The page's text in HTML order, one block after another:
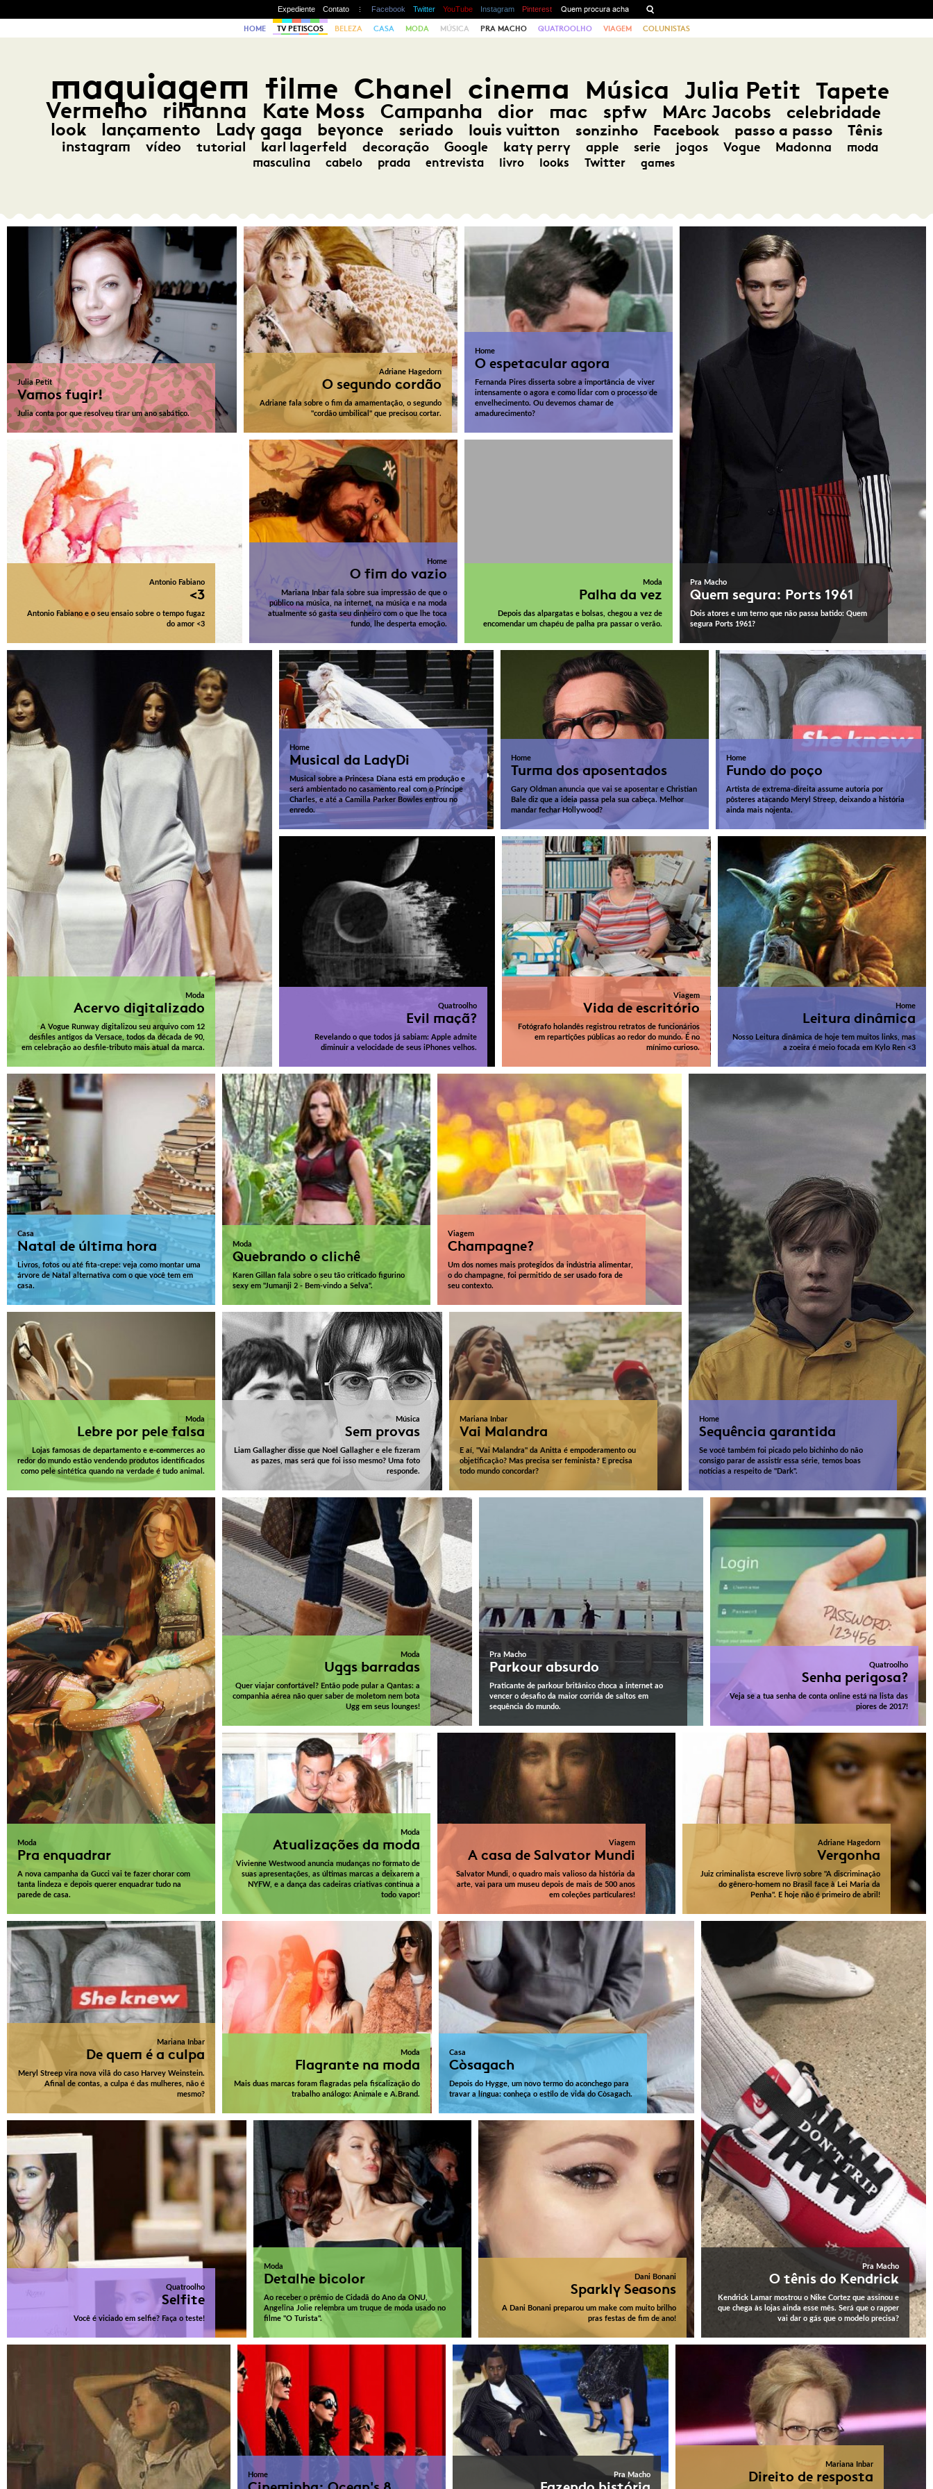
Expediente Contato Facebook Twitter YouTube Instagram Pinterest
HOME TV PETISCOS BELEZA CASA MODA MÚSICA PRA MACHO QUATROOLHO VIAGEM COLUNISTAS
maquiagem filme Chanel cinema Música Julia Petit Tapete
Vermelho rihanna Kate Moss Campanha dior mac spfw MArc Jacobs
celebridade
look
lançamento Lady gaga beyonce seriado louis vuitton sonzinho Facebook passo a passo Tênis
instagram vídeo tutorial karl lagerfeld decoração Google katy perry apple serie jogos Vogue Madonna
moda
masculina
cabelo prada entrevista livro looks Twitter games
Julia Petit
Vamos fugir!
Julia conta por que resolveu tirar um ano sabático.
Adriane Hagedorn
O segundo cordão
Adriane fala sobre o fim da amamentação, o segundo
"cordão umbilical" que precisou cortar.
Home
O espetacular agora
Fernanda Pires disserta sobre a importância de viver
intensamente o agora e como lidar com o processo de
envelhecimento. Ou devemos chamar de
amadurecimento?
Antonio Fabiano
<3
Antonio Fabiano e o seu ensaio sobre o tempo fugaz
do amor <3
Home
O fim do vazio
Mariana Inbar fala sobre sua impressão de que o
público na música, na internet, na música e na moda
atualmente só gasta seu dinheiro com o que lhe toca
fundo, lhe desperta emoção.
Moda
Palha da vez
Depois das alpargatas e bolsas, chegou a vez de
encomendar um chapéu de palha pra passar o verão.
Pra Macho
Quem segura: Ports 1961
Dois atores e um terno que não passa batido: Quem
segura Ports 1961?
Home
Musical da LadyDi
Musical sobre a Princesa Diana está em produção e
será ambientado no casamento real com o Príncipe
Charles, e até a Camilla Parker Bowles entrou no
enredo.
Home
Turma dos aposentados
Gary Oldman anuncia que vai se aposentar e Christian
Bale diz que a ideia passa pela sua cabeça. Melhor
mandar fechar Hollywood?
Home
Fundo do poço
Artista de extrema-direita assume autoria por
pôsteres atacando Meryl Streep, deixando a história
ainda mais nojenta.
Quatroolho
Evil maçã?
Revelando o que todos já sabiam: Apple admite
diminuir a velocidade de seus iPhones velhos.
Viagem
Vida de escritório
Fotógrafo holandês registrou retratos de funcionários
em repartições públicas ao redor do mundo. É no
mínimo curioso.
Home
Leitura dinâmica
Nosso Leitura dinâmica de hoje tem muitos links, mas
a zoeira é meio focada em Kylo Ren <3
Moda
Acervo digitalizado
A Vogue Runway digitalizou seu arquivo com 12
desfiles antigos da Versace, todos da década de 90,
em celebração ao desfile-tributo mais atual da marca.
Casa
Natal de última hora
Livros, fotos ou até fita-crepe: veja como montar uma
árvore de Natal alternativa com o que você tem em
casa.
Moda
Quebrando o clichê
Karen Gillan fala sobre o seu tão criticado figurino
sexy em "Jumanji 2 - Bem-vindo a Selva".
Viagem
Champagne?
Um dos nomes mais protegidos da indústria alimentar,
o do champagne, foi permitido de ser usado fora de
seu contexto.
Moda
Lebre por pele falsa
Lojas famosas de departamento e e-commerces ao
redor do mundo estão vendendo produtos identificados
como pele sintética quando na verdade é tudo animal.
Música
Sem provas
Liam Gallagher disse que Noel Gallagher e ele fizeram
as pazes, mas será que foi isso mesmo? Uma foto
responde.
Mariana Inbar
Vai Malandra
E aí, "Vai Malandra" da Anitta é empoderamento ou
objetificação? Mas precisa ser feminista? E precisa
todo mundo concordar?
Home
Sequência garantida
Se você também foi picado pelo bichinho do não
consigo parar de assistir essa série, temos boas
notícias a respeito de "Dark".
Moda
Uggs barradas
Quer viajar confortável? Então pode pular a Qantas: a
companhia aérea não quer saber de moletom nem bota
Ugg em seus lounges!
Pra Macho
Parkour absurdo
Praticante de parkour britânico choca a internet ao
vencer o desafio da maior corrida de saltos em
sequência do mundo.
Quatroolho
Senha perigosa?
Veja se a tua senha de conta online está na lista das
piores de 2017!
Moda
Atualizações da moda
Vivienne Westwood anuncia mudanças no formato de
suas apresentações, as últimas marcas a deixarem a
NYFW, e a dança das cadeiras criativas continua a
todo vapor!
Viagem
A casa de Salvator Mundi
Salvator Mundi, o quadro mais valioso da história da
arte, vai para um museu depois de mais de 500 anos
em coleções particulares!
Adriane Hagedorn
Vergonha
Juiz criminalista escreve livro sobre "A discriminação
do gênero-homem no Brasil face à Lei Maria da
Penha". E hoje não é primeiro de abril!
Moda
Pra enquadrar
A nova campanha da Gucci vai te fazer chorar com
tanta lindeza e depois querer enquadrar tudo na
parede de casa.
Mariana Inbar
De quem é a culpa
Meryl Streep vira nova vilã do caso Harvey Weinstein.
Afinal de contas, a culpa é das mulheres, não é
mesmo?
Moda
Flagrante na moda
Mais duas marcas foram flagradas pela fiscalização do
trabalho análogo: Animale e A.Brand.
Casa
Còsagach
Depois do Hygge, um novo termo do aconchego para
travar a língua: conheça o estilo de vida do Còsagach.
Quatroolho
Selfite
Você é viciado em selfie? Faça o teste!
Moda
Detalhe bicolor
Ao receber o prêmio de Cidadã do Ano da ONU,
Angelina Jolie relembra um truque de moda usado no
filme "O Turista".
Dani Bonani
Sparkly Seasons
A Dani Bonani preparou um make com muito brilho
pras festas de fim de ano!
Pra Macho
O tênis do Kendrick
Kendrick Lamar mostrou o Nike Cortez que assinou e
que chega às lojas ainda esse mês. Será que o rapper
vai dar o gás que o modelo precisa?
Home Pra Macho
Mariana Inbar
Direito de resposta